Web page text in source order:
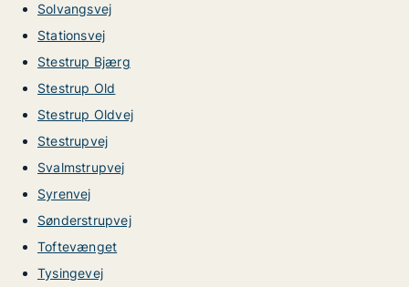
Solvangsvej
Stationsvej
Stestrup Bjærg
Stestrup Old
Stestrup Oldvej
Stestrupvej
Svalmstrupvej
Syrenvej
Sønderstrupvej
Toftevænget
Tysingevej